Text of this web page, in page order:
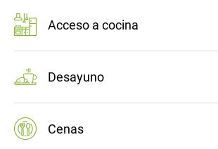
Acceso a cocina
Desayuno
Cenas